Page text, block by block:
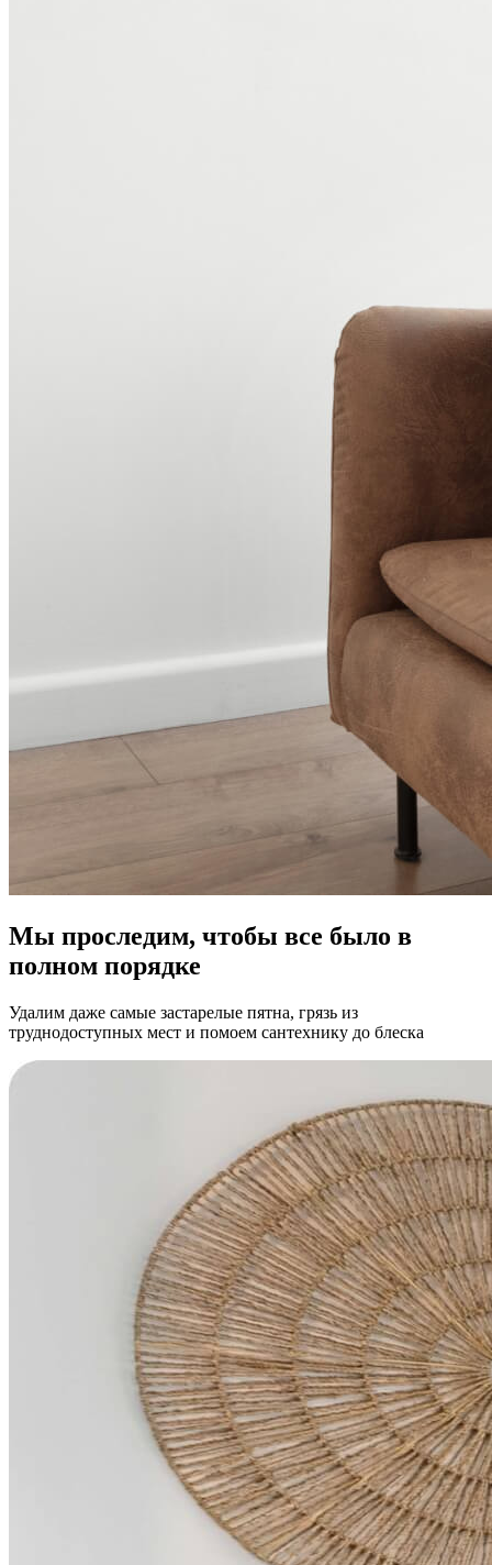
Мы проследим, чтобы все было в
полном порядке
Удалим даже самые застарелые пятна, грязь из
труднодоступных мест и помоем сантехнику до блеска